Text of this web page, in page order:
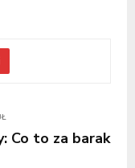
Co to za barak